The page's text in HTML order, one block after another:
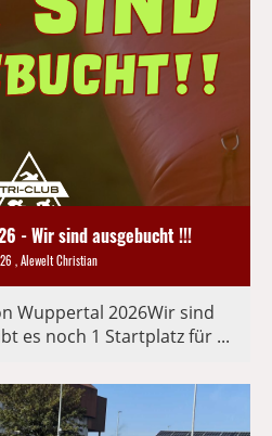
- Wir sind ausgebucht !!!
, Alewelt Christian
Wuppertal 2026Wir sind
es noch 1 Startplatz für ...